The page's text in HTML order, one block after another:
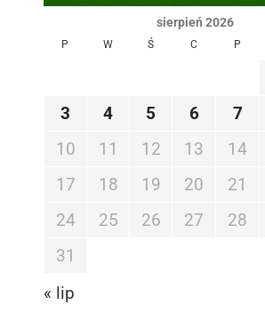
sierpień 2026
P W Ś C P
3
4 5 6 7
10
11 12 13 14
17
18 19 20 21
24
25 26 27 28
31
« lip